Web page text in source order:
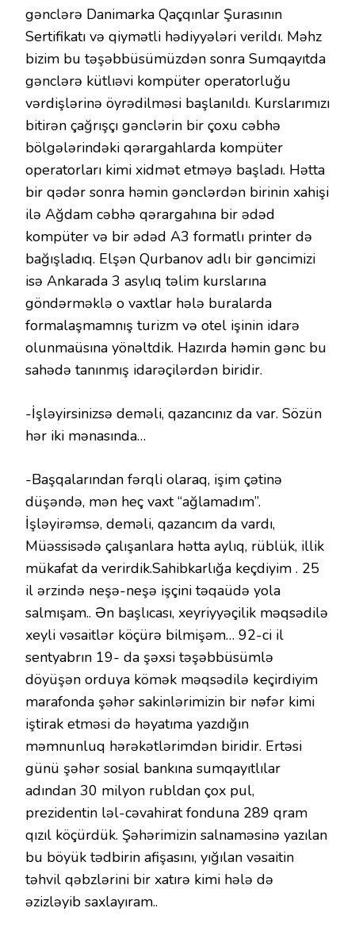
gənclərə Danimarka Qaçqınlar Şurasının
Sertifikatı və qiymətli hədiyyələri verildı. Məhz
bizim bu təşəbbüsümüzdən sonra Sumqayıtda
gənclərə kütlıəvi kompüter operatorluğu
vərdişlərinə öyrədilməsi başlanıldı. Kurslarımızı
bitirən çağrışçı gənclərin bir çoxu cəbhə
bölgələrindəki qərargahlarda kompüter
operatorları kimi xidmət etməyə başladı. Hətta
bir qədər sonra həmin gənclərdən birinin xahişi
ilə Ağdam cəbhə qərargahına bir ədəd
kompüter və bir ədəd A3 formatlı printer də
bağışladıq. Elşən Qurbanov adlı bir gəncimizi
isə Ankarada 3 asylıq təlim kurslarına
göndərməklə o vaxtlar hələ buralarda
formalaşmamnış turizm və otel işinin idarə
olunmaüsına yönəltdik. Hazırda həmin gənc bu
sahədə tanınmış idarəçilərdən biridir.
-İşləyirsinizsə deməli, qazancınız da var. Sözün
hər iki mənasında…
-Başqalarından fərqli olaraq, işim çətinə
düşəndə, mən heç vaxt “ağlamadım”.
İşləyirəmsə, deməli, qazancım da vardı,
Müəssisədə çalışanlara hətta aylıq, rüblük, illik
mükafat da verirdik.Sahibkarlığa keçdiyim . 25
il ərzində neşə-neşə işçini təqaüdə yola
salmışam.. Ən başlıcası, xeyriyyəçilik məqsədilə
xeyli vəsaitlər köçürə bilmişəm… 92-ci il
sentyabrın 19- da şəxsi təşəbbüsümlə
döyüşən orduya kömək məqsədilə keçirdiyim
marafonda şəhər sakinlərimizin bir nəfər kimi
iştirak etməsi də həyatıma yazdığın
məmnunluq hərəkətlərimdən biridir. Ertəsi
günü şəhər sosial bankına sumqayıtlılar
adından 30 milyon rubldan çox pul,
prezidentin ləl-cəvahirat fonduna 289 qram
qızıl köçürdük. Şəhərimizin salnaməsinə yazılan
bu böyük tədbirin afişasını, yığılan vəsaitin
təhvil qəbzlərini bir xatırə kimi hələ də
əzizləyib saxlayıram..